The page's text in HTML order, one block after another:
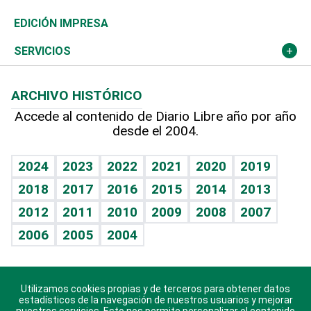
Caribe
Resto del mundo
Global y variable
Economía personal
Novedades
Podcast Arte Libre
Hablando con el pediatra
Vida y familia
Eñe
Celebrando la vida
Sin complejos
En pocas palabras
Escuchando al corazón
Olimpismo
Más deportes
Línea de hit
TBT Deportivo
Noticiero Poteleche
Columnistas
Más firmas
Martes de tecnología
Cambio climático
Deportes
Opinión
Hecho en casa
Guía del dinero
EDICIÓN IMPRESA
SERVICIOS
Cumpleaños
Horóscopos
Crucigramas
ARCHIVO HISTÓRICO
Accede al contenido de Diario Libre año por año
desde el 2004.
2024 2023 2022 2021 2020
2019
2018
2017 2016 2015 2014
2013
2012
2011 2010 2009 2008
2007
2006
2005 2004
Descarga nuestras aplicaciones para Android, iOS y
sistema Huawei.
Utilizamos cookies propias y de terceros para obtener datos
estadísticos de la navegación de nuestros usuarios y mejorar